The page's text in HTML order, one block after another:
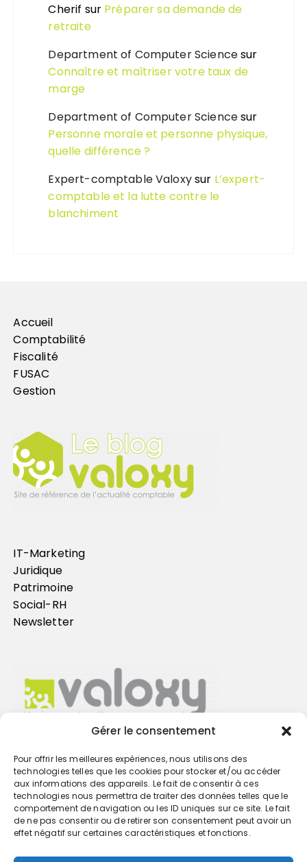
Gérer le consentement
Pour offrir les meilleures expériences, nous utilisons des
technologies telles que les cookies pour stocker et/ou accéder
aux informations des appareils. Le fait de consentir à ces
technologies nous permettra de traiter des données telles que le
comportement de navigation ou les ID uniques sur ce site. Le fait
de ne pas consentir ou de retirer son consentement peut avoir un
effet négatif sur certaines caractéristiques et fonctions.
Cherif sur Préparer sa demande de
retraite
Department of Computer Sciencesur
Connaître et maîtriser votre taux de
marge
Department of Computer Sciencesur
Personne morale et personne physique,
quelle différence ?
Expert-comptable Valoxysur L’expert-
comptable et la lutte contre le
blanchiment
Accueil
Comptabilité
Fiscalité
FUSAC
Gestion
IT-Marketing
Juridique
Patrimoine
Social-RH
Newsletter
Trouvez votre cabinet
GO